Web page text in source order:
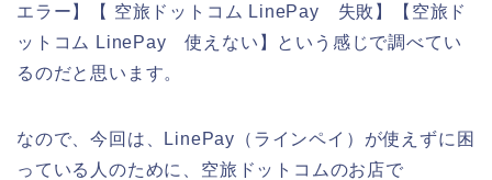
エラー】【 空旅ドットコム LinePay 失敗】【空旅ド
ットコム LinePay 使えない】という感じで調べてい
るのだと思います。
なので、今回は、LinePay（ラインペイ）が使えずに困
っている人のために、空旅ドットコムのお店で